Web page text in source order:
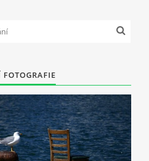
FOTOGRAFIE